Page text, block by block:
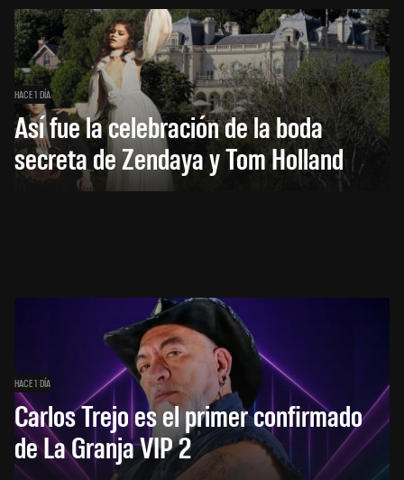
HACE 1 DÍA
Así fue la celebración de la boda
secreta de Zendaya y Tom Holland
HACE 1 DÍA
Carlos Trejo es el primer confirmado
de La Granja VIP 2